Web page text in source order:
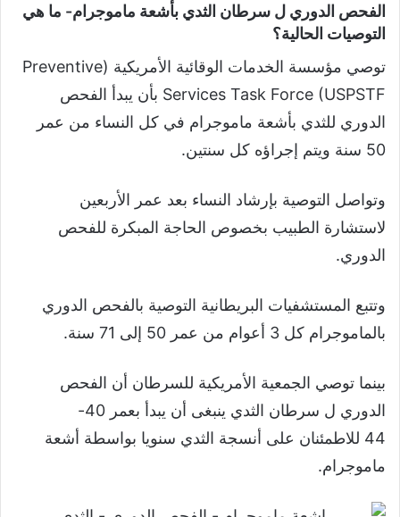
الفحص الدوري ل سرطان الثدي بأشعة ماموجرام- ما هي
التوصيات الحالية؟
توصي مؤسسة الخدمات الوقائية الأمريكية (Preventive
Services Task Force (USPSTF بأن يبدأ الفحص
الدوري للثدي بأشعة ماموجرام في كل النساء من عمر
50 سنة ويتم إجراؤه كل سنتين.
وتواصل التوصية بإرشاد النساء بعد عمر الأربعين
لاستشارة الطبيب بخصوص الحاجة المبكرة للفحص
الدوري.
وتتبع المستشفيات البريطانية التوصية بالفحص الدوري
بالماموجرام كل 3 أعوام من عمر 50 إلى 71 سنة.
بينما توصي الجمعية الأمريكية للسرطان أن الفحص
الدوري ل سرطان الثدي ينبغى أن يبدأ بعمر 40-
44 للاطمئنان على أنسجة الثدي سنويا بواسطة أشعة
ماموجرام.